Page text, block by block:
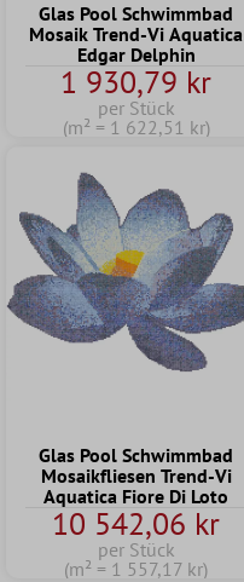
Glas Pool Schwimmbad
Mosaik Trend-Vi Aquatica
Edgar Delphin
1 930,79 kr
per Stück
(m² = 1 622,51 kr)
Glas Pool Schwimmbad
Mosaikfliesen Trend-Vi
Aquatica Fiore Di Loto
10 542,06 kr
per Stück
(m² = 1 557,17 kr)